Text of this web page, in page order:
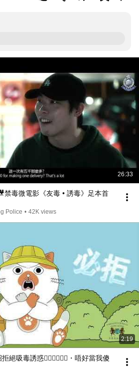
26:33
禁毒微電影《友毒 • 誘毒》足本首
Police • 42K views
2:19
絕吸毒誘惑🙅🏼‍♂️🙅🏼‍♀️・唔好當我傻